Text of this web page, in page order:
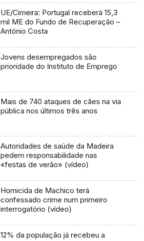
UE/Cimeira: Portugal receberá 15,3
mil ME do Fundo de Recuperação –
António Costa
Jovens desempregados são
prioridade do Instituto de Emprego
Mais de 740 ataques de cães na via
pública nos últimos três anos
Autoridades de saúde da Madeira
pedem responsabilidade nas
«festas de verão» (vídeo)
Homicida de Machico terá
confessado crime num primeiro
interrogatório (vídeo)
12% da população já recebeu a